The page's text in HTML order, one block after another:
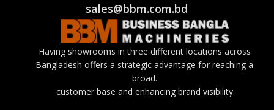
sales@bbm.com.bd
Having showrooms in three different locations across
Bangladesh offers a strategic advantage for reaching a
broad.
customer base and enhancing brand visibility